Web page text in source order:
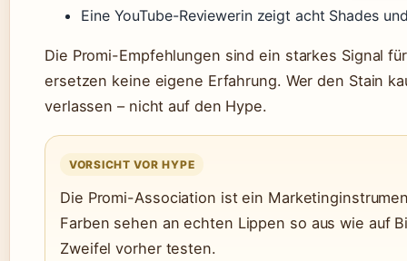
Eine YouTube-Reviewerin zeigt acht Shades
Die Promi-Empfehlungen sind ein starkes Signal
ersetzen keine eigene Erfahrung. Wer den Stain
verlassen – nicht auf den Hype.
VORSICHT VOR HYPE
Die Promi-Association ist ein
Farben sehen an echten Lippen so aus wie auf
Zweifel vorher testen.